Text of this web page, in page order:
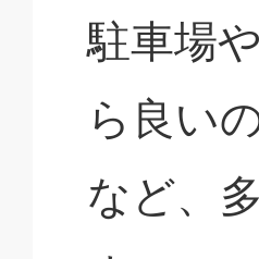
駐車場
ら良い
など、